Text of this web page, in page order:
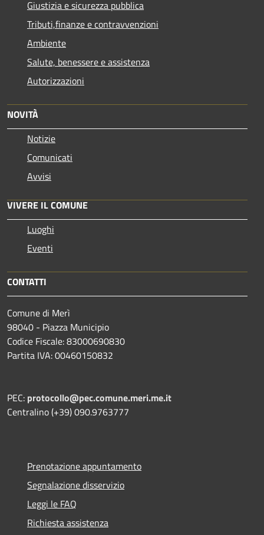
Giustizia e sicurezza pubblica
Tributi,finanze e contravvenzioni
Ambiente
Salute, benessere e assistenza
Autorizzazioni
NOVITÀ
Notizie
Comunicati
Avvisi
VIVERE IL COMUNE
Luoghi
Eventi
CONTATTI
Comune di Merì
98040 - Piazza Municipio
Codice Fiscale: 83000690830
Partita IVA: 00460150832
PEC: protocollo@pec.comune.meri.me.it
Centralino (+39) 090.9763777
Prenotazione appuntamento
Segnalazione disservizio
Leggi le FAQ
Richiesta assistenza